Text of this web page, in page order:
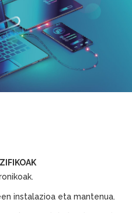
instalazioa eta mantenua.